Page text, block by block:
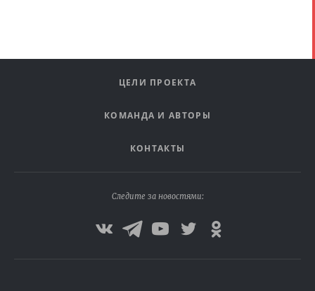
ЦЕЛИ ПРОЕКТА
КОМАНДА И АВТОРЫ
КОНТАКТЫ
Следите за новостями: